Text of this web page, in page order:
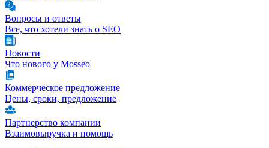
Вопросы и ответы
Все, что хотели знать о SEO
Новости
Что нового у Mosseo
Коммерческое предложение
Цены, сроки, предложение
Партнерство компании
Взаимовыручка и помощь